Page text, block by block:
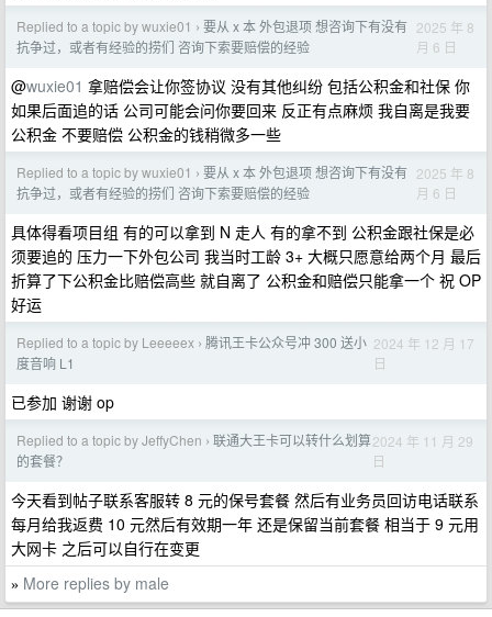
Replied to a topic by wuxie01 › 要从 x 本 外包退项 想咨询下有没有
抗争过，或者有经验的捞们 咨询下索要赔偿的经验
2025 年 8
月 6 日
@wuxie01 拿赔偿会让你签协议 没有其他纠纷 包括公积金和社保 你
如果后面追的话 公司可能会问你要回来 反正有点麻烦 我自离是我要
公积金 不要赔偿 公积金的钱稍微多一些
Replied to a topic by wuxie01 › 要从 x 本 外包退项 想咨询下有没有
抗争过，或者有经验的捞们 咨询下索要赔偿的经验
2025 年 8
月 6 日
具体得看项目组 有的可以拿到 N 走人 有的拿不到 公积金跟社保是必
须要追的 压力一下外包公司 我当时工龄 3+ 大概只愿意给两个月 最后
折算了下公积金比赔偿高些 就自离了 公积金和赔偿只能拿一个 祝 OP
好运
Replied to a topic by Leeeeex › 腾讯王卡公众号冲 300 送小
度音响 L1
2024 年 12 月 17
日
已参加 谢谢 op
Replied to a topic by JeffyChen › 联通大王卡可以转什么划算
的套餐？
2024 年 11 月 29
日
今天看到帖子联系客服转 8 元的保号套餐 然后有业务员回访电话联系
每月给我返费 10 元然后有效期一年 还是保留当前套餐 相当于 9 元用
大网卡 之后可以自行在变更
» More replies by male